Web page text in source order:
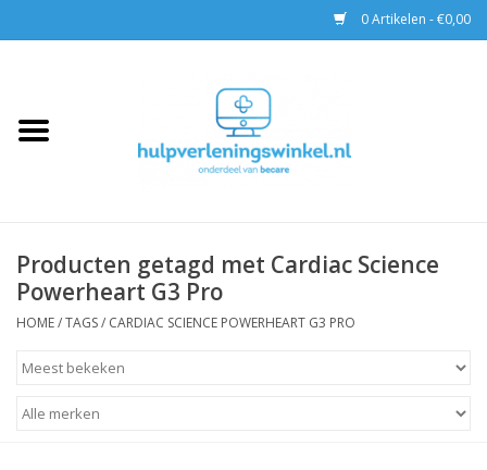
0 Artikelen - €0,00
EHBO
Trainingen
Producten getagd met Cardiac Science
Powerheart G3 Pro
HOME/TAGS/ CARDIAC SCIENCE POWERHEART G3 PRO